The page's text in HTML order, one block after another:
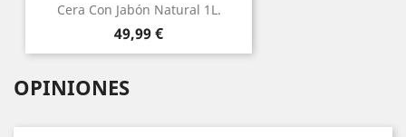
Cera Con Jabón Natural 1L.
Precio
49,99 €
OPINIONES